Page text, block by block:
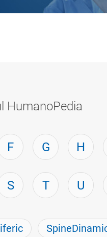
HumanoPedia
F G H
S T U